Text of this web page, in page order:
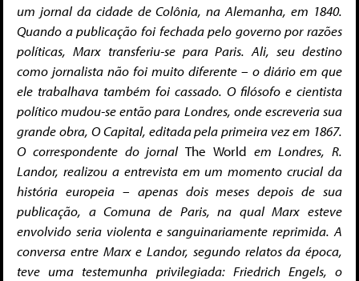
um jornal da cidade de Colônia, na Alemanha, em 1840.
Quando a publicação foi fechada pelo governo por razões
políticas, Marx transferiu-se para Paris.Ali, seu destino
como jornalista não foi muito diferente – o diário em que
ele trabalhava também foi cassado. O filósofo e cientista
político mudou-se então para Londres, onde escreveria sua
grande obra, O Capital, editada pela pri­meira vez em 1867.
O correspondente do jornal The World em Londres, R.
Landor, realizou a entrevista em um momento crucial da
história europeia – apenas dois meses depois de sua
publicação, a Comuna de Paris, na qual Marx esteve
envolvido seria violenta e sanguinariamente reprimida. A
conversa entre Marx e Landor, segundo relatos da época,
teve uma testemunha privilegiada: Friedrich Engels, o